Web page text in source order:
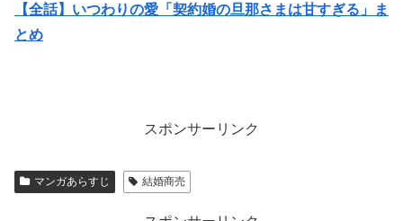
【全話】いつわりの愛「契約婚の旦那さまは甘すぎる」ま
とめ
スポンサーリンク
マンガあらすじ 結婚商売